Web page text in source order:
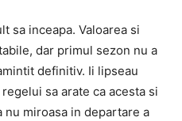
sa inceapa. Valoarea si
dar primul sezon nu a
definitiv. Ii lipseau
sa arate ca acesta si
nu miroasa in departare a